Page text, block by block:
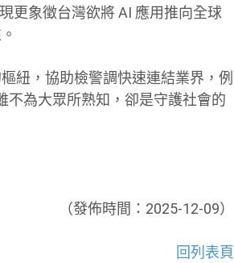
更象徵台灣欲將 AI 應用推向全球
紐，協助檢警調快速連結業界，例
不為大眾所熟知，卻是守護社會的
（發佈時間：2025-12-09）
回列表頁